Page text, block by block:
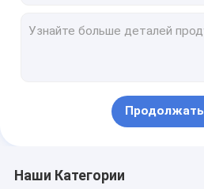
Продолжать
Наши Категории